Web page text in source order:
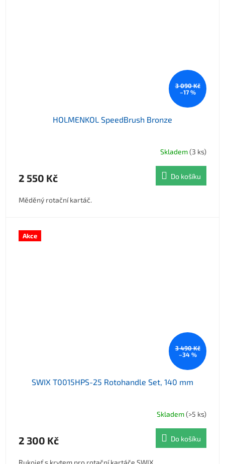
3 090 Kč
–17 %
HOLMENKOL SpeedBrush Bronze
Skladem(3 ks)
2 550 Kč Do košíku
Měděný rotační kartáč.
Akce
3 490 Kč
–34 %
SWIX T0015HPS-25 Rotohandle Set, 140 mm
Skladem(>5 ks)
2 300 Kč Do košíku